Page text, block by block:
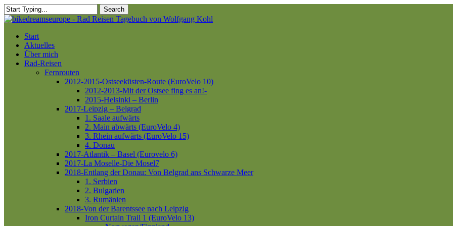
Skip
to
content
Search
Close
Menu
Start
Aktuelles
Über mich
Rad-Reisen
Fernrouten
2012-2015-Ostseeküsten-Route (EuroVelo 10)
2012-2013-Mit der Ostsee fing es an!-
2015-Helsinki – Berlin
2017-Leipzig – Belgrad
1. Saale aufwärts
2. Main abwärts (EuroVelo 4)
3. Rhein aufwärts (EuroVelo 15)
4. Donau
2017-Atlantik – Basel (Eurovelo 6)
2017-La Moselle-Die Mosel7
2018-Entlang der Donau: Von Belgrad ans Schwarze Meer
1. Serbien
2. Bulgarien
3. Rumänien
2018-Von der Barentssee nach Leipzig
Iron Curtain Trail 1 (EuroVelo 13)